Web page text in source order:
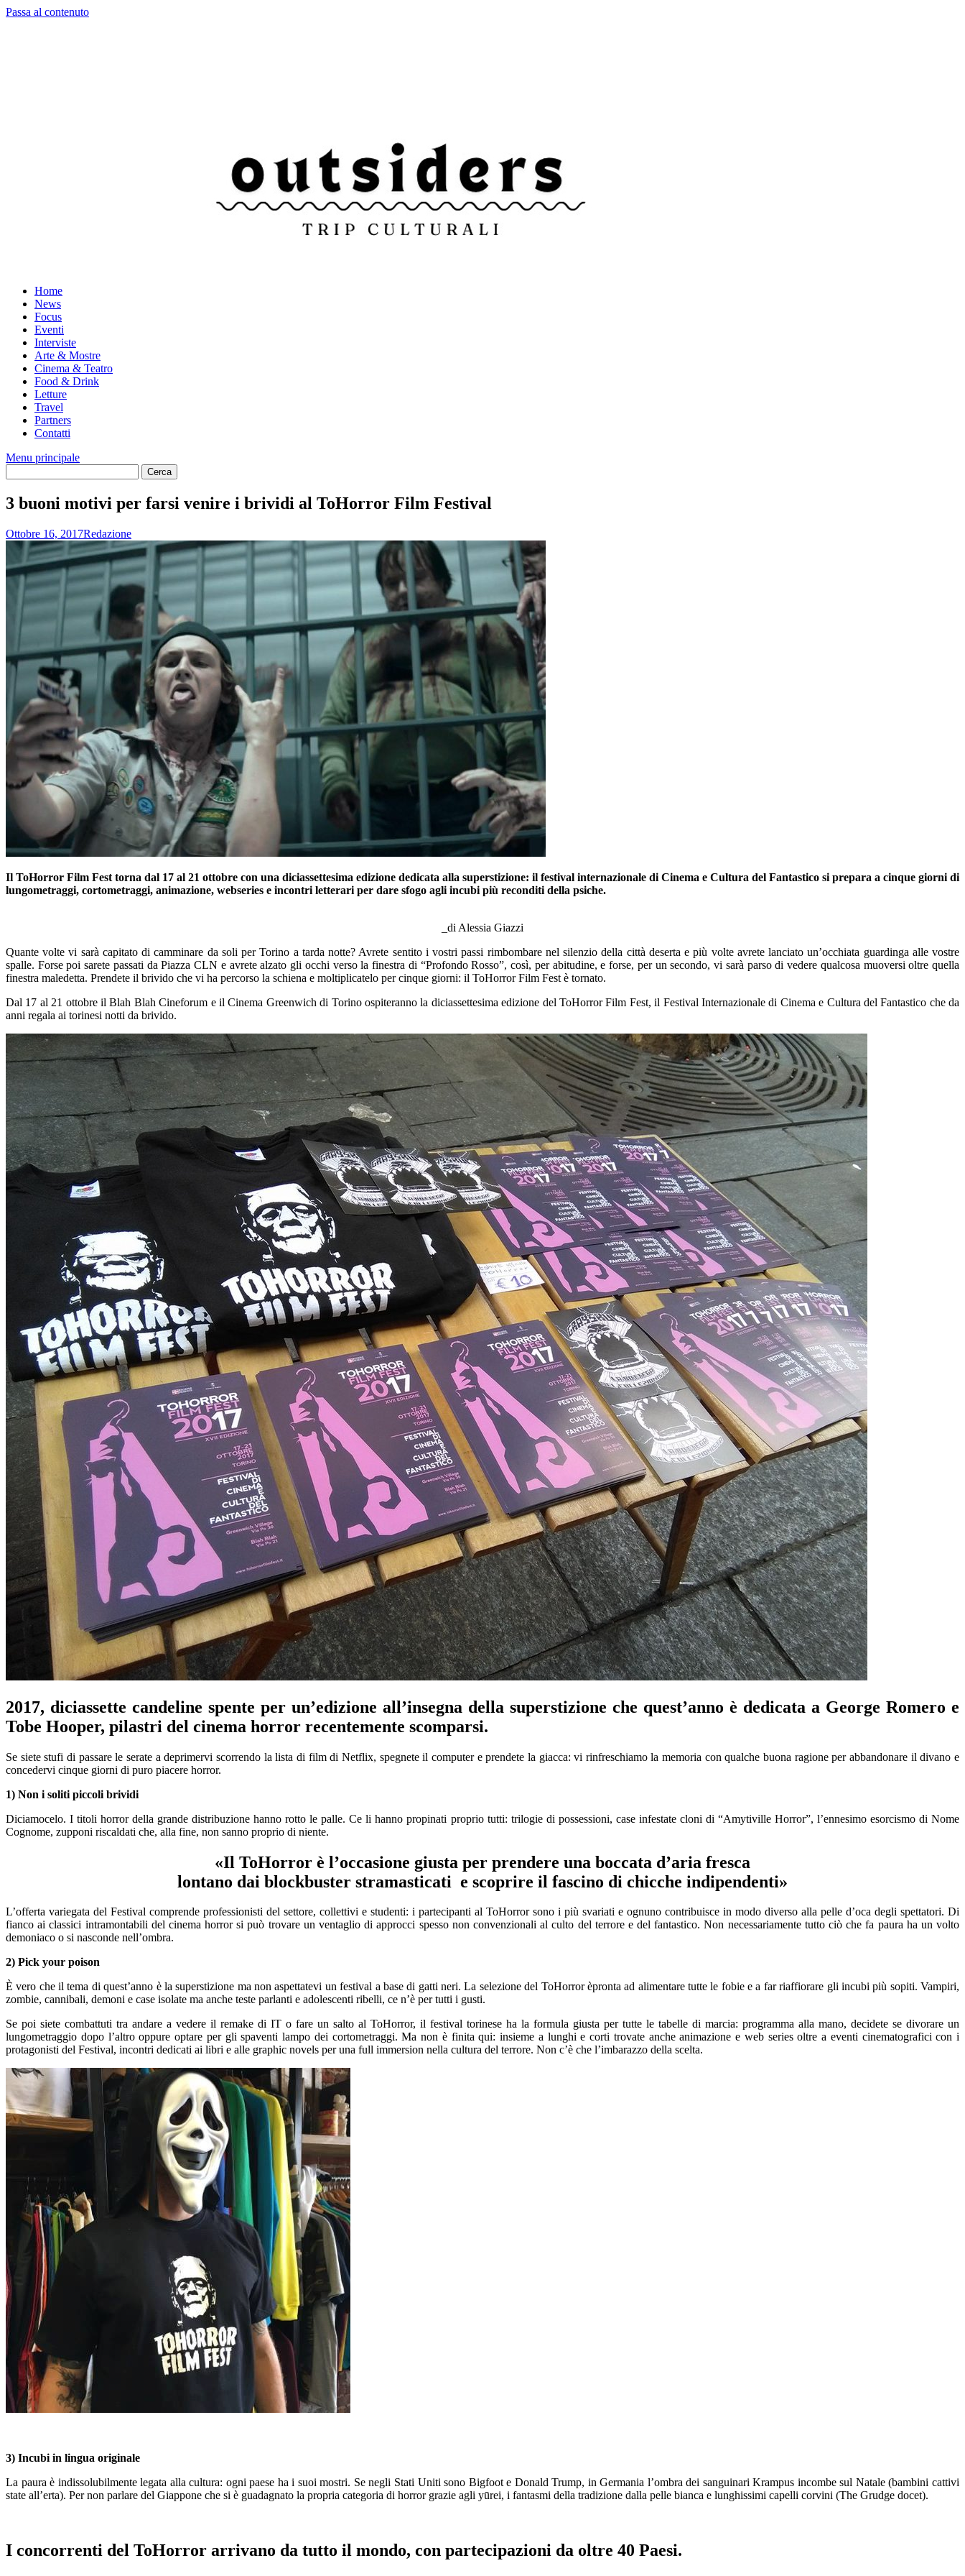
Passa al contenuto
Home
News
Focus
Eventi
Interviste
Arte & Mostre
Cinema & Teatro
Food & Drink
Letture
Travel
Partners
Contatti
Menu principale
3 buoni motivi per farsi venire i brividi al ToHorror Film Festival
Ottobre 16, 2017Redazione
Il ToHorror Film Fest torna dal 17 al 21 ottobre con una diciassettesima edizione dedicata alla superstizione: il festival internazionale di Cinema e Cultura del Fantastico si prepara a cinque giorni di
lungometraggi, cortometraggi, animazione, webseries e incontri letterari per dare sfogo agli incubi più reconditi della psiche.
_di Alessia Giazzi
Quante volte vi sarà capitato di camminare da soli per Torino a tarda notte? Avrete sentito i vostri passi rimbombare nel silenzio della città deserta e più volte avrete lanciato un’occhiata guardinga alle vostre
spalle. Forse poi sarete passati da Piazza CLN e avrete alzato gli occhi verso la finestra di “Profondo Rosso”, così, per abitudine, e forse, per un secondo, vi sarà parso di vedere qualcosa muoversi oltre quella
finestra maledetta. Prendete il brivido che vi ha percorso la schiena e moltiplicatelo percinque giorni: il ToHorrorFilm Fest è tornato.
Dal 17 al 21 ottobre ilBlah Blah Cineforum e il Cinema Greenwich di Torino ospiteranno la diciassettesima edizione del ToHorrorFilm Fest, il Festival Internazionale di Cinema e Cultura del Fantastico che da
anni regala ai torinesi notti da brivido.
2017, diciassette candeline spente per un’edizione all’insegna della superstizione che quest’anno è dedicata a George Romero e
Tobe Hooper, pilastri del cinema horror recentemente scomparsi.
Se siete stufi di passare le serate a deprimervi scorrendo la lista di filmdi Netflix, spegnete il computer e prendete la giacca: vi rinfreschiamo la memoria con qualche buona ragione per abbandonare il divano e
concedervi cinque giorni di puro piacere horror.
1) Non i soliti piccoli brividi
Diciamocelo. I titoli horror della grande distribuzione hanno rotto le palle. Celi hanno propinati proprio tutti: trilogie di possessioni, case infestate cloni di “AmytivilleHorror”, l’ennesimo esorcismo di Nome
Cognome, zupponi riscaldati che, alla fine, non sanno proprio di niente.
«Il ToHorror è l’occasione giusta per prendere una boccata d’aria fresca
lontano dai blockbuster stramasticati e scoprire il fascino di chicche indipendenti»
L’offerta variegata del Festival comprende professionisti del settore, collettivi e studenti: i partecipanti al ToHorrorsono i più svariati e ognuno contribuisce in modo diverso alla pelle d’oca degli spettatori. Di
fianco ai classici intramontabilidel cinema horrorsi può trovare un ventaglio di approcci spesso non convenzionali al culto del terroree del fantastico.Non necessariamente tutto ciò che fa paura ha un volto
demoniaco o si nasconde nell’ombra.
2) Pick your poison
È vero che il tema di quest’anno è la superstizione ma non aspettatevi un festival a base di gatti neri.La selezione del ToHorror èprontaad alimentare tutte le fobie e a far riaffiorare gli incubi più sopiti.Vampiri,
zombie, cannibali, demoni e case isolate ma anche teste parlanti e adolescenti ribelli, ce n’è per tutti i gusti.
Se poi siete combattuti tra andare a vedere il remake di IT o fare un salto al ToHorror, il festival torinese ha la formula giusta per tutte le tabelle di marcia: programma alla mano, decidete se divorare un
lungometraggio dopo l’altrooppure optare per gli spaventi lampo dei cortometraggi. Ma non è finita qui: insieme a lunghi e corti trovateanche animazione e web seriesoltre a eventi cinematografici con i
protagonisti del Festival, incontri dedicati ai libri e alle graphic novels peruna full immersion nella cultura del terrore. Non c’è che l’imbarazzo della scelta.
3) Incubi in lingua originale
La paura è indissolubilmente legata alla cultura: ogni paese ha i suoimostri. Se negli Stati Unitisono Bigfoote DonaldTrump, in Germania l’ombra dei sanguinari Krampus incombe sul Natale(bambini cattivi
state all’erta). Per non parlare del Giappone che si è guadagnato la propria categoria di horror grazie agli yūrei, i fantasmi della tradizione dalla pelle bianca e lunghissimi capelli corvini (The Grudge docet).
I concorrenti del ToHorror arrivano da tutto il mondo, con partecipazioni da oltre 40 Paesi.